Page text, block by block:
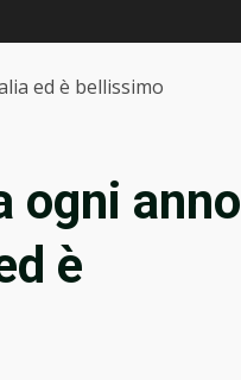
ed è bellissimo
ogni anno
è